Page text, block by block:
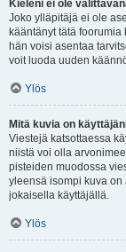
Kieleni ei ole
Joko ylläpitäjä ei ole
kääntänyt tätä
hän voisi asentaa
voit luoda uuden
Ylös
Mitä kuvia on
Viestejä katsottaessa
niistä voi olla
pisteiden muodossa
yleensä isompi kuva
jokaisella käyttäjällä.
Ylös